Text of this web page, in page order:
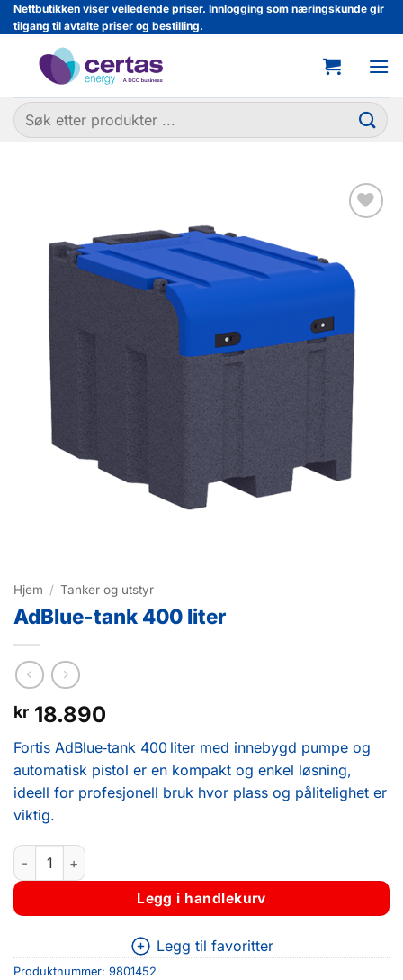
Skip
to
content
Nettbutikken viser veiledende priser. Innlogging som næringskunde gir
tilgang til avtalte priser og bestilling.
Søk
etter:
Hjem / Tanker og utstyr
AdBlue-tank 400 liter
kr 18.890
Fortis AdBlue‑tank 400 liter med innebygd pumpe og
automatisk pistol er en kompakt og enkel løsning,
ideell for profesjonell bruk hvor plass og pålitelighet er
viktig.
AdBlue-tank 400 liter antall
Legg i handlekurv
Legg til favoritter
Produktnummer: 9801452